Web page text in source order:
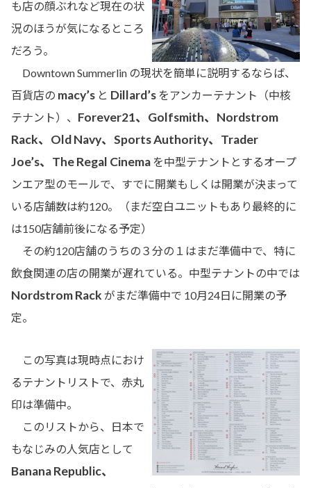
も店の顔ぶれなど現在の状
況のほうが気になるところ
だろう。
Downtown Summerlin の現状を簡単に説明するならば、
百貨店の macy’s と Dillard’s をアンカーテナント（中核
テナント）、 Forever21、Golfsmith、Nordstrom
Rack、Old Navy、Sports Authority、Trader
Joe’s、The Regal Cinema を中型テナントとするオープ
ンエア型のモールで、すでに開業もしくは開業が決まって
いる店舗数は約120。（まだ空白ユニットもあり最終的に
は150店舗前後になる予定）
その約120店舗のうちの３分の１はまだ準備中で、特に
飲食関連の店の開業が遅れている。中型テナントの中では
Nordstrom Rack がまだ準備中で 10月24日に開業の予
定。
この写真は現時点におけ
るテナントリストで、赤丸
印は準備中。
このリストから、日本で
もなじみの人気店として
Banana Republic、